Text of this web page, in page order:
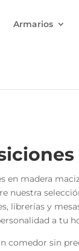
Armarios
en madera
nuestra
librerías y
a tu
comedor sin